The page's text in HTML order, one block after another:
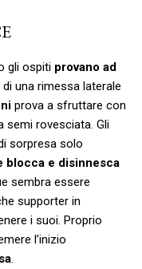
gli ospiti provano ad
di una rimessa laterale
prova a sfruttare con
semi rovesciata. Gli
sorpresa solo
blocca e disinnesca
sembra essere
supporter in
i suoi. Proprio
l’inizio
.